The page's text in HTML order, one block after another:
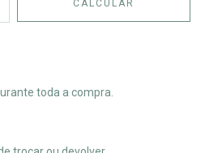
CALCULAR
toda a compra.